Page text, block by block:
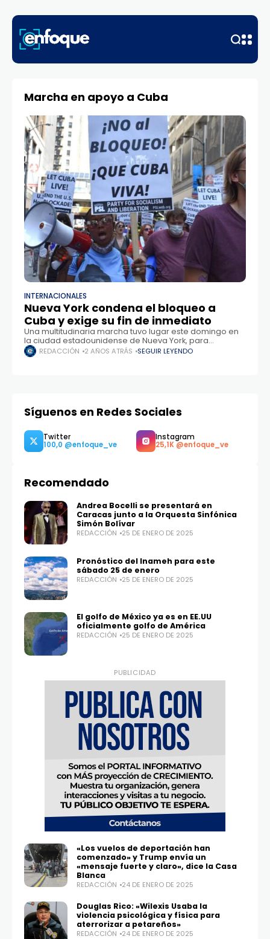
Marcha en apoyo a Cuba
INTERNACIONALES
Nueva York condena el bloqueo a
Cuba y exige su fin de inmediato
Una multitudinaria marcha tuvo lugar este domingo en
la ciudad estadounidense de Nueva York, para
condenar el bloqueo a Cuba y exigir el fin inmediato de
esa irracional política, que
REDACCIÓN 2 AÑOS ATRÁS SEGUIR LEYENDO
Síguenos en Redes Sociales
Twitter
Recomendado
Andrea Bocelli se presentará en
Caracas junto a la Orquesta Sinfónica
Simón Bolívar
REDACCIÓN 25 DE ENERO DE 2025
Pronóstico del Inameh para este
sábado 25 de enero
REDACCIÓN 25 DE ENERO DE 2025
El golfo de México ya es en EE.UU
oficialmente golfo de América
REDACCIÓN 25 DE ENERO DE 2025
PUBLICIDAD
«Los vuelos de deportación han
comenzado» y Trump envía un
«mensaje fuerte y claro», dice la Casa
Blanca
REDACCIÓN 24 DE ENERO DE 2025
Douglas Rico: «Wilexis Usaba la
violencia psicológica y física para
aterrorizar a petareños»
REDACCIÓN 24 DE ENERO DE 2025